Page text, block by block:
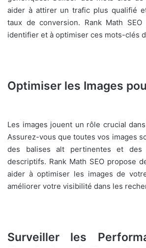
aider à attirer un trafic plus qualifié
taux de conversion. Rank Math
identifier et à optimiser ces mots-clés
Optimiser les Images
Les images jouent un rôle crucial dans
Assurez-vous que toutes vos images
des balises alt pertinentes et des
descriptifs. Rank Math SEO propose
aider à optimiser les images de
améliorer votre visibilité dans les
Surveiller les